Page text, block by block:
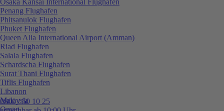
0800 / 50 10 25
Penang Flughafen
Phitsanulok Flughafen
Phuket Flughafen
Queen Alia International Airport (Amman)
Riad Flughafen
Salala Flughafen
Schardscha Flughafen
Surat Thani Flughafen
Tiflis Flughafen
Libanon
Malaysia
Oman